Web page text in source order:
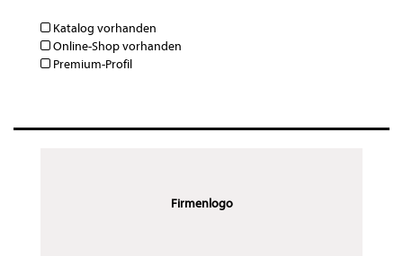
Katalog vorhanden
Online-Shop vorhanden
Premium-Profil
Firmenlogo